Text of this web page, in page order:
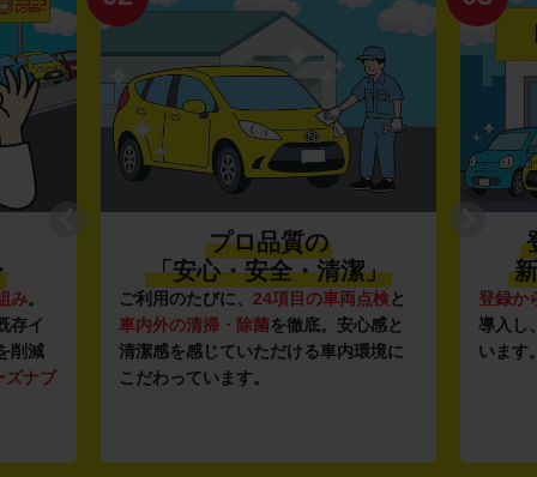
み。
存イ
削減
ズナブ
プロ品質の
「安心・安全・清潔」
ご利用のたびに、 24項目の車両点検と
車内外の清掃・除菌を徹底。安心感と
清潔感を感じていただける車内環境に
こだわっています。
登録か
導入し
います